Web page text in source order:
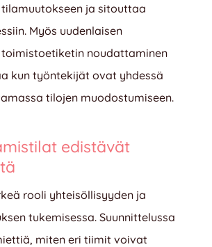
ja sitouttaa
Myös uudenlaisen
noudattaminen
kun työntekijät ovat yhdessä
tilojen muodostumiseen.
edistävät
rooli yhteisöllisyyden ja
tukemisessa. Suunnittelussa
miten eri tiimit voivat